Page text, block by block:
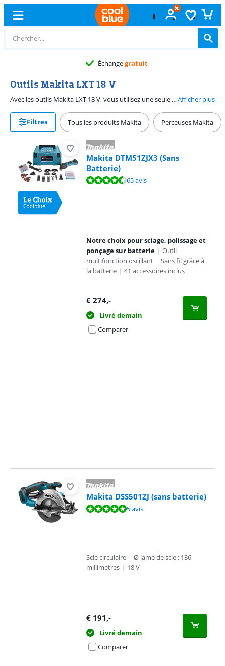
Échangegratuit
Outils Makita LXT 18 V
Avec les outils Makita LXT 18 V, vous utilisez une seule batterie pour beaucoup de machines différentes. Des perceuses et marteaux perforateurs aux scies circulaires et scies sauteuses, ils fonctionnent tous avec la même batterie LXT 18 V. Vous ne devez donc plus utiliser différents chargeurs et batteries pour vos différents outils. Vous économisez ainsi de l'argent et de l'espace dans votre remise. Prévoyez une ou deux batteries supplémentaires pour ne pas attendre pendant la charge et continuer à travailler. Une batterie LXT 18 V fonctionne aussi sur les outils de jardinage Makita de la même plateforme de batterie et de la même tension. Ainsi, vous ne faites pas seulement des travaux à l'intérieur et autour de la maison, vous gardez aussi votre jardin impeccable.Afficher plus
Filtres Tous les produits Makita Perceuses Makita
Makita DTM51ZJX3 (Sans
Batterie)
La note est de 8,9 sur 10, basée sur 65 avis.65 avis
Notre choix pour sciage, polissage et
ponçage sur batterie | Outil
multifonction oscillant | Sans fil grâce à
la batterie | 41 accessoires inclus
€ 274,-
Livré demain
Comparer
Makita DSS501ZJ (sans batterie)
La note est de 9,5 sur 10, basée sur 5 avis.5 avis
Scie circulaire | Ø lame de scie : 136
millimètres | 18 V
€ 191,-
Livré demain
Comparer